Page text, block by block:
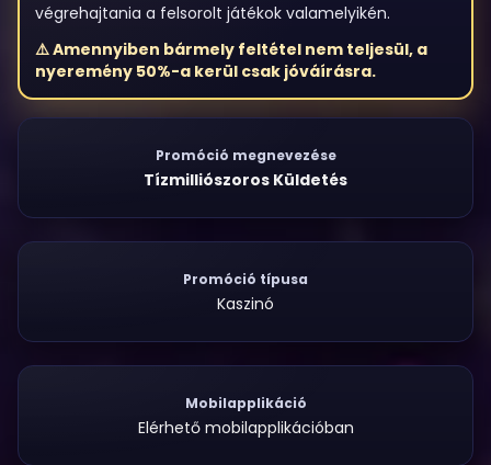
végrehajtania a felsorolt játékok valamelyikén.
⚠️ Amennyiben bármely feltétel nem teljesül, a
nyeremény 50%-a kerül csak jóváírásra.
Promóció megnevezése
Tízmilliószoros Küldetés
Promóció típusa
Kaszinó
Mobilapplikáció
Elérhető mobilapplikációban